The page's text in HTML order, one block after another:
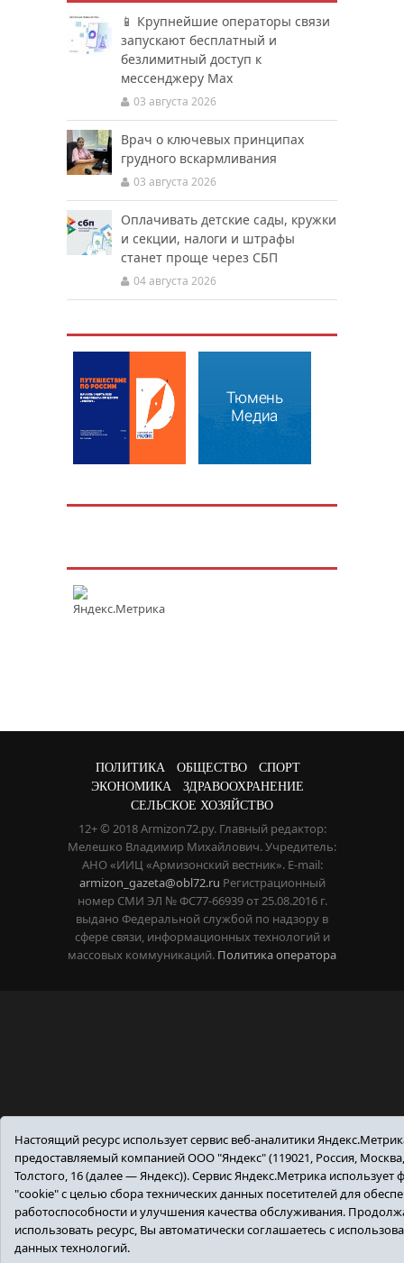
📱 Крупнейшие операторы связи
запускают бесплатный и
безлимитный доступ к
мессенджеру Мах
03 августа 2026
Врач о ключевых принципах
грудного вскармливания
03 августа 2026
Оплачивать детские сады, кружки
и секции, налоги и штрафы
станет проще через СБП
04 августа 2026
ПОЛИТИКА ОБЩЕСТВО
СПОРТ
ЭКОНОМИКА
ЗДРАВООХРАНЕНИЕ
СЕЛЬСКОЕ ХОЗЯЙСТВО
12+ © 2018 Armizon72.ру. Главный редактор:
Мелешко Владимир Михайлович. Учредитель:
АНО «ИИЦ «Армизонский вестник». E-mail:
armizon_gazeta@obl72.ru Регистрационный
номер СМИ ЭЛ № ФС77-66939 от 25.08.2016 г.
выдано Федеральной службой по надзору в
сфере связи, информационных технологий и
массовых коммуникаций. Политика оператора
Настоящий ресурс использует сервис веб-аналитики
предоставляемый компанией ООО "Яндекс" (119021, Россия,
Толстого, 16 (далее — Яндекс)). Сервис Яндекс.Метрика использует
"cookie" с целью сбора технических данных посетителей для
работоспособности и улучшения качества обслуживания.
использовать ресурс, Вы автоматически соглашаетесь с
данных технологий.